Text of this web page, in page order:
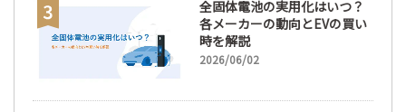
全固体電池の実用化はいつ？
各メーカーの動向とEVの買い
時を解説
2026/06/02